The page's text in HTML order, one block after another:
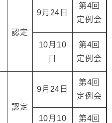
認定
9月24日
第4回
定例会
10月10
日
第4回
定例会
認定
9月24日
第4回
定例会
10月10
第4回